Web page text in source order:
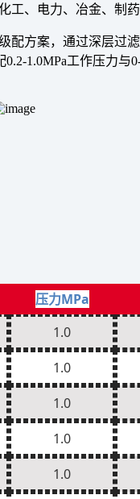
、电力、冶金、制
方案，通过深层过
1.0MPa工作压力
压力MPa
1.0
1.0
1.0
1.0
1.0